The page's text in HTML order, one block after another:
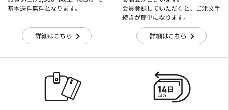
基本送料無料となります。
詳細はこちら
会員登録していただくと、ご注文手
続きが簡単になります。
詳細はこちら